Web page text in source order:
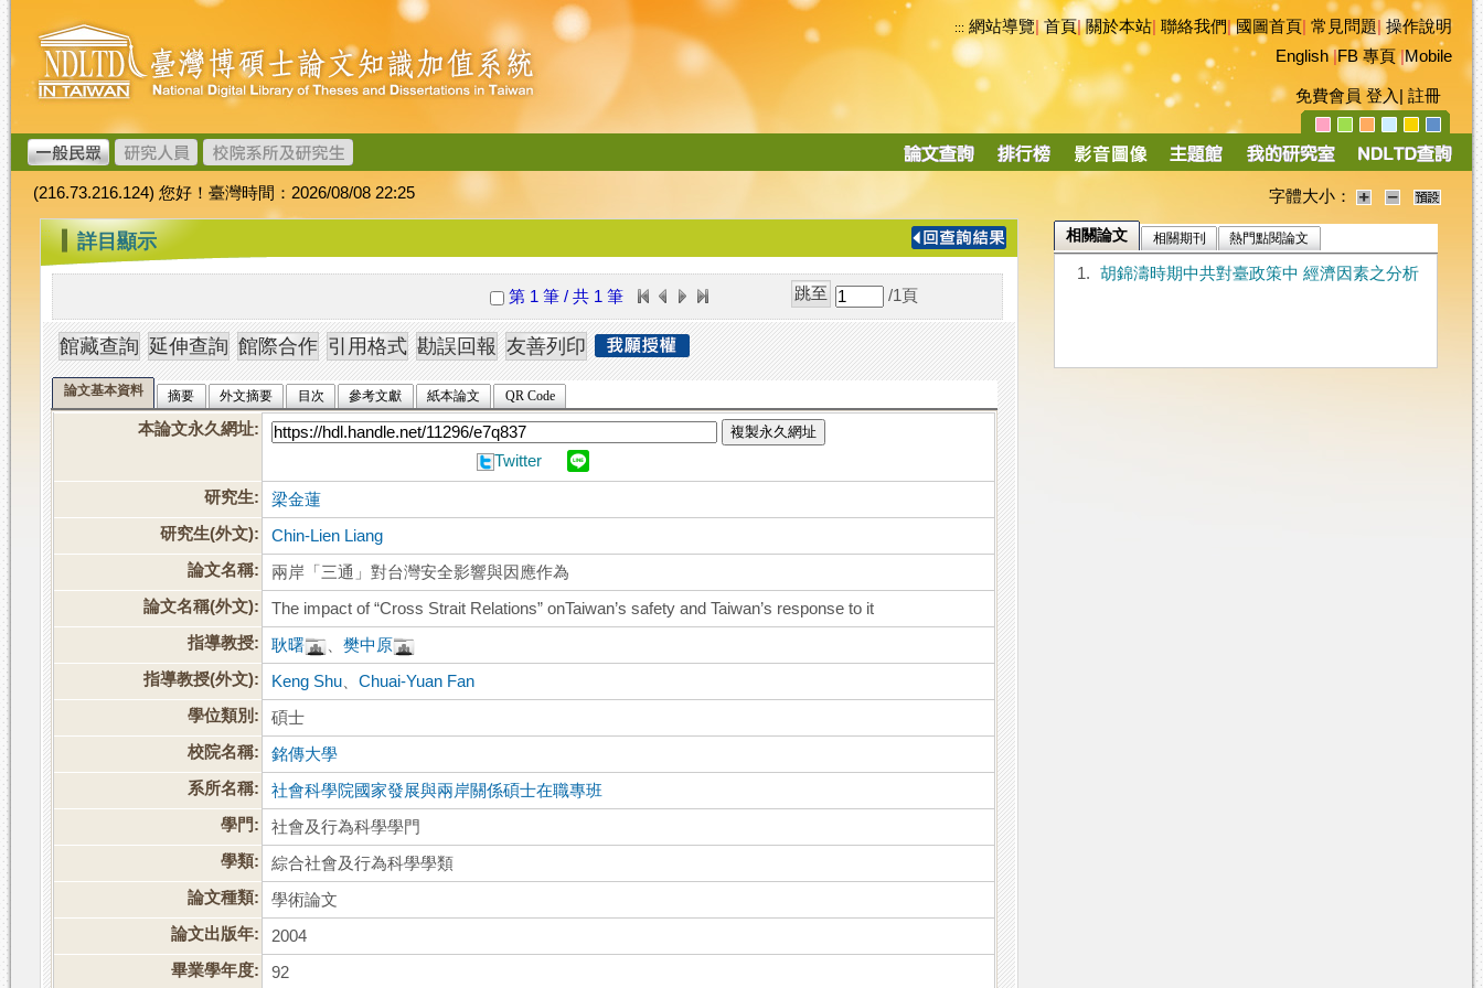
跳
到
主
要
內
容
臺
灣
博
碩
士
論
文
加
值
系
統
::: 網站導覽|首頁|關於本站 聯絡我們|國圖首頁 常見問題|操作說明
English|FB 專頁|Mobile
免費會員 登入 註冊
導
(216.73.216.124) 您好！臺灣時間：2026/08/08 22:25 字體大小：
::: 詳目顯示
第 1 筆 / 共 1 筆 /1 頁
論文基本資料 摘要 外文摘要 目次 參考文獻 紙本論文 QR Code
本論文永久網址: 複製永久網址
Twitter
研究生:
梁金蓮
研究生(外文):
Chin-Lien Liang
論文名稱:
兩岸「三通」對台灣安全影響與因應作為
論文名稱(外文):
The impact of “Cross Strait Relations” onTaiwan’s safety and Taiwan’s response to it
指導教授:
耿曙 、樊中原
指導教授(外文):
Keng Shu 、Chuai-Yuan Fan
學位類別:
碩士
校院名稱:
銘傳大學
系所名稱:
社會科學院國家發展與兩岸關係碩士在職專班
學門:
社會及行為科學學門
學類:
綜合社會及行為科學學類
論文種類:
學術論文
論文出版年:
2004
畢業學年度:
92
相關論文 相關期刊 熱門點閱論文
1. 胡錦濤時期中共對臺政策中 經濟因素之分析